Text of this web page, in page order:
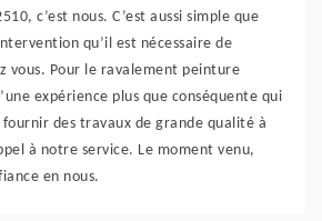
c’est nous. C’est aussi simple que
qu’il est nécessaire de
vous. Pour le ravalement peinture
expérience plus que conséquente qui
des travaux de grande qualité à
à notre service. Le moment venu,
en nous.